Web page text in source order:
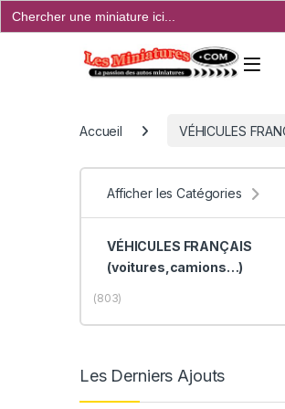
Search
for:
Open
Accueil VÉHICULES
Afficher les Catégories
VÉHICULES FRANÇAIS
(voitures,camions…)
(803)
Les Derniers Ajouts